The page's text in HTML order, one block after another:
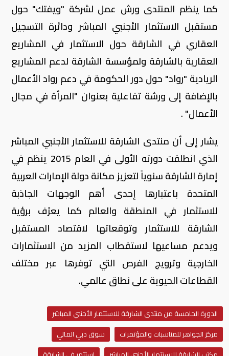
كما ينظم المنتدى ورش عمل لشركة "ويفتك" حول
مستقبل الاستثمار الأجنبي المباشر ودائرة التسجيل
العقاري في الشارقة حول الاستثمار في المشاريع
العقارية بالشارقة ولمؤسسة الشارقة لدعم المشاريع
الريادية "رواد" حول دور الحكومة في دعم رواد الأعمال
بالإضافة إلى ورشة تفاعلية بعنوان "المرأة في مجال
الأعمال" .
يشار إلى أن منتدى الشارقة للاستثمار الأجنبي المباشر
الذي انطلقت دورته الأولى في العام 2015 ينظم في
إمارة الشارقة سنوياً لتعزيز مكانة دولة الإمارات العربية
المتحدة باعتبارها إحدى أهم الوجهات الجاذبة
للاستثمار في المنطقة والعالم كما يعرًف برؤية
الشارقة للاستثمار وتوقعاتها لاقتصاد المستقبل
ويدعم مساعيها لاستقطاب المزيد من الاستثمارات
الخارجية وترويج الفرص التي توفرها عبر مختلف
القطاعات الحيوية على نطاق عالمي.
الدورة الخامسة من منتدى الشارقة للاستثمار الأجنبي المباشر
مركز الجواهر للمناسبات والمؤتمرات
سوق دبي المالي